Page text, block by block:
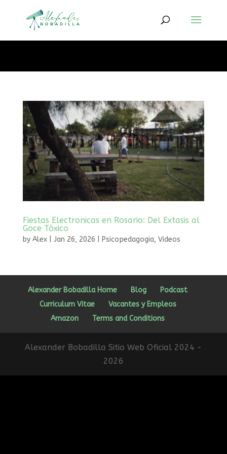
Fiestas Electronicas en Rosario: Del Extasis al
Goce Tóxico
by Alex| Jan 26, 2026 Psicopedagogia, Videos
Alexander Bobadilla Home Blog
Podcast
Curriculum Vitae
Vacantes y Empleos
Amazon
Terms and Conditions
Alexander Bobadilla Sitio Web Oficial 2024 -
2026